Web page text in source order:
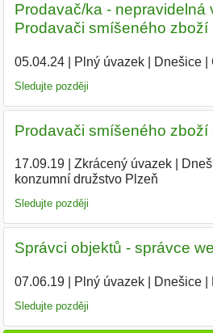
Prodavač/ka - nepravidelná
Prodavači smíšeného zboží
05.04.24| Plný úvazek| Dnešice|
Sledujte později
Prodavači smíšeného zboží
17.09.19| Zkrácený úvazek|
konzumní družstvo Plzeň
Sledujte později
Správci objektů - správce
07.06.19| Plný úvazek| Dnešice|
Sledujte později